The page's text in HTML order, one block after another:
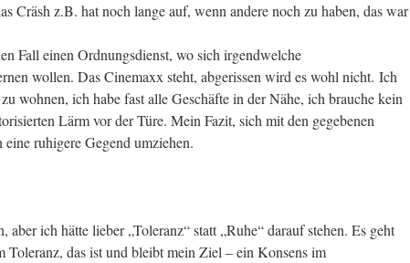
Cräsh z.B. hat noch lange auf, wenn andere noch zu haben, das war
Fall einen Ordnungsdienst, wo sich irgendwelche
wollen. Das Cinemaxx steht, abgerissen wird es wohl nicht. Ich
wohnen, ich habe fast alle Geschäfte in der Nähe, ich brauche kein
Lärm vor der Türe. Mein Fazit, sich mit den gegebenen
ruhigere Gegend umziehen.
aber ich hätte lieber „Toleranz“ statt „Ruhe“ darauf stehen. Es geht
Toleranz, das ist und bleibt mein Ziel – ein Konsens im